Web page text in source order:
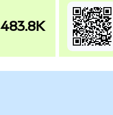
483.8K